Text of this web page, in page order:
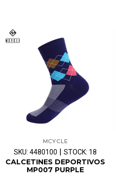
MCYCLE
SKU: 4480100 | STOCK: 18
CALCETINES DEPORTIVOS
MP007 PURPLE